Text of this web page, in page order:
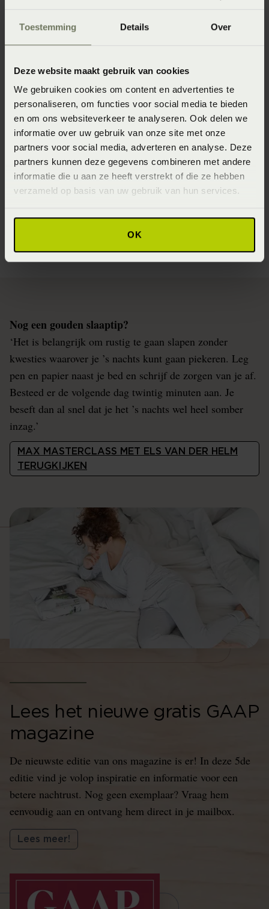
Toestemming Details Over
Deze website maakt gebruik van cookies
We gebruiken cookies om content en advertenties te
personaliseren, om functies voor social media te bieden
en om ons websiteverkeer te analyseren. Ook delen we
informatie over uw gebruik van onze site met onze
partners voor social media, adverteren en analyse. Deze
partners kunnen deze gegevens combineren met andere
informatie die u aan ze heeft verstrekt of die ze hebben
verzameld op basis van uw gebruik van hun services.
OK
gaan er flink op achteruit als je te weinig slaapt.’
De volgende avond eerder naar bed dan maar?
‘Alleen als de slechte nacht een uitzondering is of niets
je kind je heeft wakker gehouden. Maar na een
uitzonderlijke nacht met weinig slaap kun je inderdaad
wat van de gemiste uren inhalen door de nacht erna extra
te slapen. Ga bijvoorbeeld 20 tot 30 minuten eerder naar
bed. Blijf wel dicht bij je normale bedtijd; dat is
belangrijk voor de slaapkwaliteit. En een kort dutje van
25 minuten - of juist langer, zo’n 90 minuten - kan ook
helpen. De beste tijd is rond 14.00 uur. Als je later gaat
slapen is de kans groot dat je ’s avonds moeilijk in slaap
Nog een gouden slaaptip?
‘Het is belangrijk om rustig te gaan slapen zonder
kwesties waarover je ’s nachts kunt gaan piekeren. Leg
pen en papier naast je bed en schrijf de zorgen van je af.
Besteed er de volgende dag twintig minuten aan. Je
beseft dan al snel dat je het ’s nachts wel heel somber
inzag.’
MAX MASTERCLASS MET ELS VAN DER HELM
TERUGKIJKEN
Lees het nieuwe gratis GAAP
magazine
De nieuwste editie van ons magazine is er! In deze 5de
editie vind je volop inspiratie en informatie voor een
betere nachtrust. Nog geen exemplaar? Vraag hem
eenvoudig aan en ontvang hem direct in je mailbox.
Lees meer!